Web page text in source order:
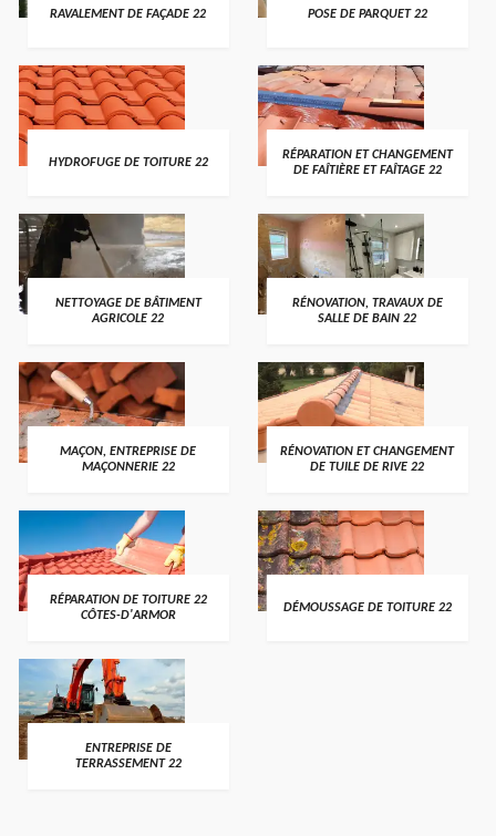
RAVALEMENT DE FAÇADE 22 POSE DE PARQUET 22
HYDROFUGE DE TOITURE 22
RÉPARATION ET CHANGEMENT
DE FAÎTIÈRE ET FAÎTAGE 22
NETTOYAGE DE BÂTIMENT
AGRICOLE 22
RÉNOVATION, TRAVAUX DE
SALLE DE BAIN 22
MAÇON, ENTREPRISE DE
MAÇONNERIE 22
RÉNOVATION ET CHANGEMENT
DE TUILE DE RIVE 22
RÉPARATION DE TOITURE 22
CÔTES-D'ARMOR
DÉMOUSSAGE DE TOITURE 22
ENTREPRISE DE
TERRASSEMENT 22